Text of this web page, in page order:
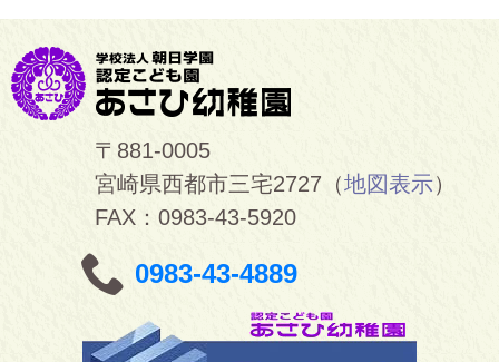
〒881-0005
宮崎県西都市三宅2727（地図表示）
FAX：0983-43-5920
0983-43-4889